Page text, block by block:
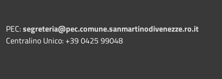
PEC:segreteria@pec.comune.sanmartinodivenezze.ro.it
Centralino Unico: +39 0425 99048